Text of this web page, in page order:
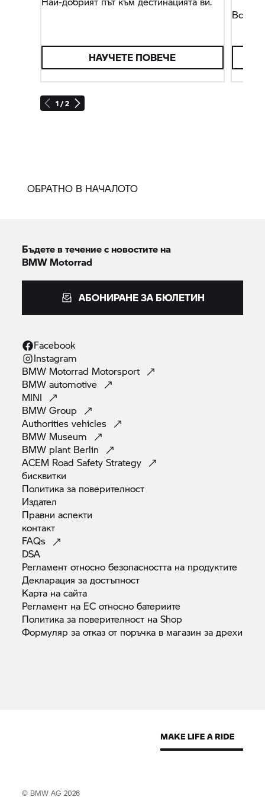
1 / 2
НАУЧЕТЕ ПОВЕЧЕ
ОБРАТНО В НАЧАЛОТО
Бъдете в течение с новостите на
BMW Motorrad
АБОНИРАНЕ ЗА БЮЛЕТИН
Facebook
Instagram
BMW Motorrad Motorsport
BMWautomotive
MINI
BMWGroup
Authoritiesvehicles
BMW Museum
BMW plant Berlin
ACEM Road SafetyStrategy
бисквитки
Политика за поверителност
Издател
Правниаспекти
контакт
FAQs
DSA
Регламент относно безопасността на продуктите
Декларация задостъпност
Карта насайта
Регламент на ЕС относнобатериите
Политика за поверителност наShop
Формуляр за отказ от поръчка в магазин задрехи
© BMW AG 2026